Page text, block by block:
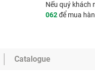
Nếu quý khách
062để mua
Catalogue